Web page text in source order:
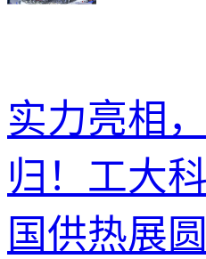
实力亮相
归！工大
国供热展